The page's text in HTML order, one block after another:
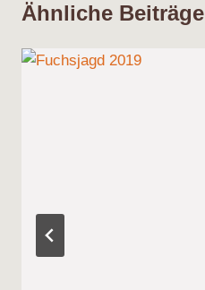
Ähnliche Beiträge